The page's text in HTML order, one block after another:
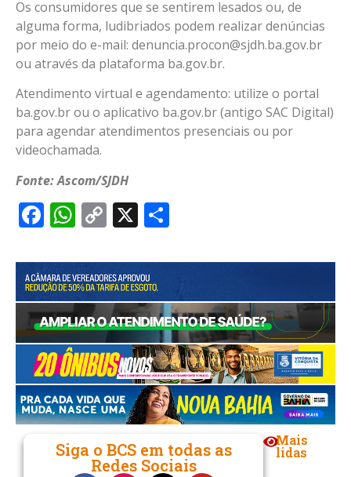
Os consumidores que se sentirem lesados ou, de
alguma forma, ludibriados podem realizar denúncias
por meio do e-mail: denuncia.procon@sjdh.ba.gov.br
ou através da plataforma ba.gov.br.
Atendimento virtual e agendamento: utilize o portal
ba.gov.br ou o aplicativo ba.gov.br (antigo SAC Digital)
para agendar atendimentos presenciais ou por
videochamada.
Fonte: Ascom/SJDH
Facebook
WhatsApp
Copy
X
Siga o BCS em todas as
Redes Sociais
Mais
lidas